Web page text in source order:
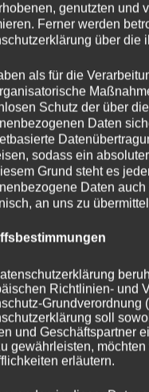
genutzten und
Ferner werden
über die
als für die
Schutz der über
Daten
sodass ein
Grund steht es
Daten
an uns zu
Richtlinien- und
soll
und Geschäftspartner
gewährleisten,
erläutern.